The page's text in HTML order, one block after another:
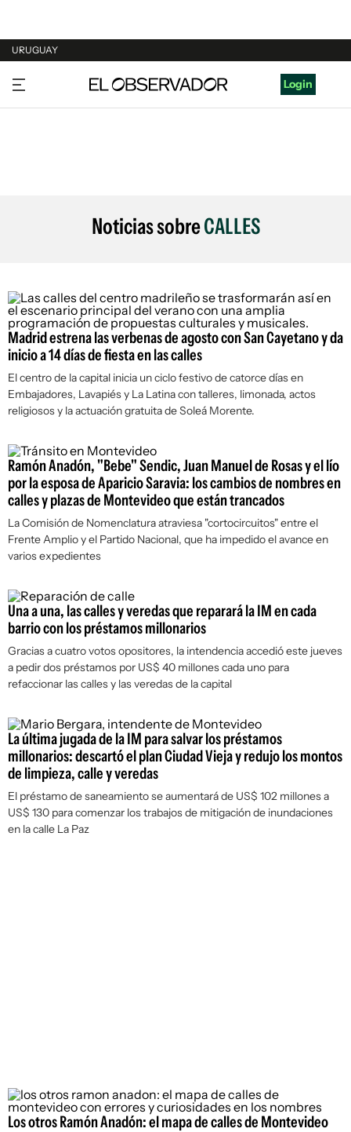
URUGUAY
URUGUAY
ARGENTINA
Login
Noticias sobreCALLES
Madrid estrena las verbenas de agosto con San Cayetano y da
inicio a 14 días de fiesta en las calles
El centro de la capital inicia un ciclo festivo de catorce días en
Embajadores, Lavapiés y La Latina con talleres, limonada, actos
religiosos y la actuación gratuita de Soleá Morente.
Ramón Anadón, "Bebe" Sendic, Juan Manuel de Rosas y el lío
por la esposa de Aparicio Saravia: los cambios de nombres en
calles y plazas de Montevideo que están trancados
La Comisión de Nomenclatura atraviesa "cortocircuitos" entre el
Frente Amplio y el Partido Nacional, que ha impedido el avance en
varios expedientes
Una a una, las calles y veredas que reparará la IM en cada
barrio con los préstamos millonarios
Gracias a cuatro votos opositores, la intendencia accedió este jueves
a pedir dos préstamos por US$ 40 millones cada uno para
refaccionar las calles y las veredas de la capital
La última jugada de la IM para salvar los préstamos
millonarios: descartó el plan Ciudad Vieja y redujo los montos
de limpieza, calle y veredas
El préstamo de saneamiento se aumentará de US$ 102 millones a
US$ 130 para comenzar los trabajos de mitigación de inundaciones
en la calle La Paz
Los otros Ramón Anadón: el mapa de calles de Montevideo